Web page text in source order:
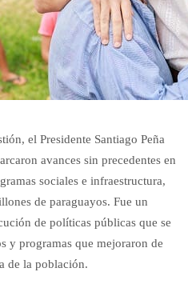
el Presidente Santiago Peña
avances sin precedentes en
sociales e infraestructura,
de paraguayos. Fue un
de políticas públicas que se
y programas que mejoraron de
de la población.